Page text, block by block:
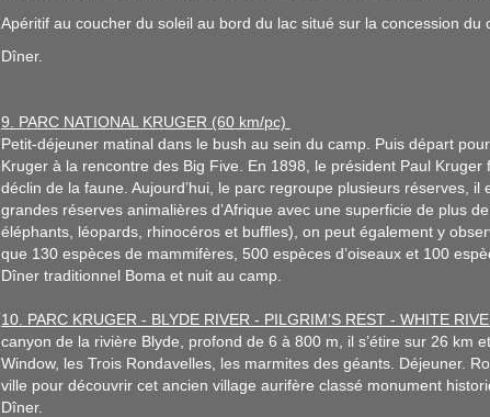
Apéritif au coucher du soleil au bord du lac situé sur la concession du
Dîner.
9. PARC NATIONAL KRUGER (60 km/pc)
Petit-déjeuner matinal dans le bush au sein du camp. Puis départ
Kruger à la rencontre des Big Five. En 1898, le président Paul
déclin de la faune. Aujourd’hui, le parc regroupe plusieurs réserves,
grandes réserves animalières d’Afrique avec une superficie de plus
éléphants, léopards, rhinocéros et buffles), on peut également y
que 130 espèces de mammifères, 500 espèces d’oiseaux et 100
Dîner traditionnel Boma et nuit au camp.
10. PARC KRUGER - BLYDE RIVER - PILGRIM’S REST - WHITE
canyon de la rivière Blyde, profond de 6 à 800 m, il s’étire sur 26 km
Window, les Trois Rondavelles, les marmites des géants. Déjeuner.
ville pour découvrir cet ancien village aurifère classé monument
Dîner.